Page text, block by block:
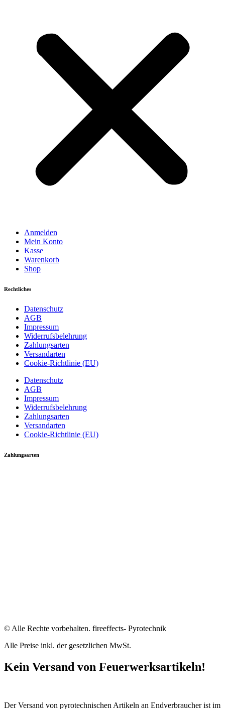
Anmelden
Mein Konto
Kasse
Warenkorb
Shop
Rechtliches
Datenschutz
AGB
Impressum
Widerrufsbelehrung
Zahlungsarten
Versandarten
Cookie-Richtlinie (EU)
Datenschutz
AGB
Impressum
Widerrufsbelehrung
Zahlungsarten
Versandarten
Cookie-Richtlinie (EU)
Zahlungsarten
© Alle Rechte vorbehalten. fireeffects- Pyrotechnik
Alle Preise inkl. der gesetzlichen MwSt.
Kein Versand von Feuerwerksartikeln!
Der Versand von pyrotechnischen Artikeln an Endverbraucher ist im